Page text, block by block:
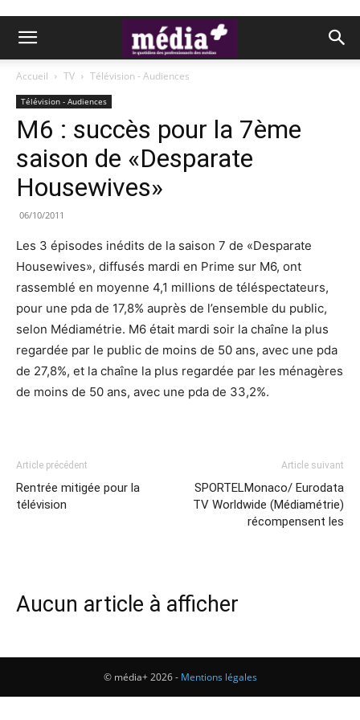
Accueil TV Télévision - Audiences
Télévision - Audiences
M6 : succès pour la 7ème
saison de «Desparate
Housewives»
06/10/2011
Les 3 épisodes inédits de la saison 7 de «Desparate
Housewives», diffusés mardi en Prime sur M6, ont
rassemblé en moyenne 4,1 millions de téléspectateurs,
pour une pda de 17,8% auprès de l’ensemble du public,
selon Médiamétrie. M6 était mardi soir la chaîne la plus
regardée par le public de moins de 50 ans, avec une pda
de 27,8%, et la chaîne la plus regardée par les ménagères
de moins de 50 ans, avec une pda de 33,2%.
Article précédent
Rentrée mitigée pour la
télévision
Article suivant
SPORTELMonaco/ Eurodata
TV Worldwide (Médiamétrie)
récompensent les
Aucun article à afficher
© média+ 2026 - Mentions légales